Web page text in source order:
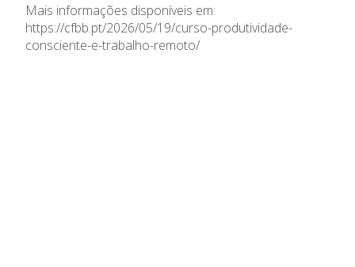
Mais informações disponíveis em:
https://cfbb.pt/2026/05/19/curso-produtividade-
consciente-e-trabalho-remoto/